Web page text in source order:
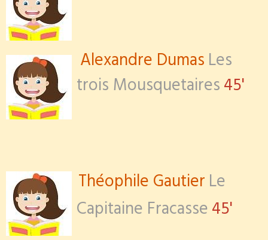
Alexandre DumasLes
trois Mousquetaires45'
Théophile GautierLe
Capitaine Fracasse45'